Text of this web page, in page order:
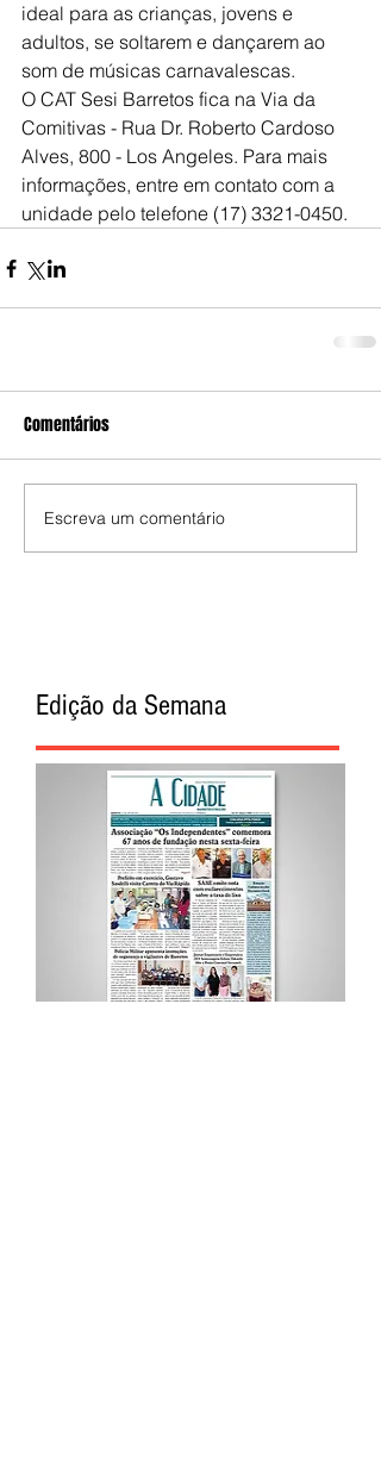
ideal para as crianças, jovens e
adultos, se soltarem e dançarem ao
som de músicas carnavalescas.
O CAT Sesi Barretos fica na Via da
Comitivas - Rua Dr. Roberto Cardoso
Alves, 800 - Los Angeles. Para mais
informações, entre em contato com a
unidade pelo telefone (17) 3321-0450.
Comentários
Escreva um comentário
Edição da Semana